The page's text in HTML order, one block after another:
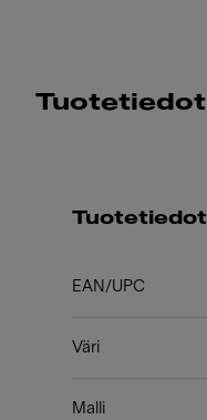
Tuotetiedot
Tuotetiedot
EAN/UPC
Väri
Malli